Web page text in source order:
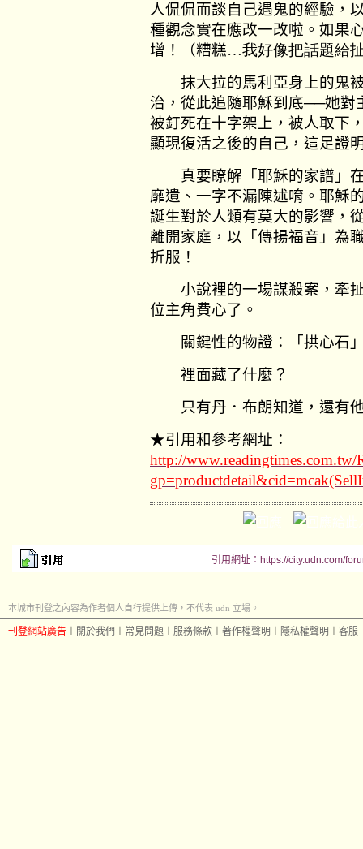
人侃侃而談自己遇鬼的經驗，
種觀念實在應改一改啦。如果
增！（糟糕…我好像把話題
抹大拉的馬利亞身上的鬼被
治，從此追隨耶穌到底──她對
被釘死在十字架上，被人取下
顯現復活之後的自己，這足證
真要瞭解「耶穌的家譜」在
靡遺、一字不漏陳述唷。耶穌
誕生對於人類有莫大的影響，
離開家庭，以「傳揚福音」為
折服！
小說裡的一場謀殺案，牽扯
位主角費心了。
關鍵性的物證：「拱心石」
裡面藏了什麼？
只有丹．布朗知道，還有他
★引用和參考網址：
http://www.readingtimes.com.tw/
引用網址：https://city.udn.com/
本城市刊登之內容為作者個人自行提供上傳，不代表 udn 立場。
刊登網站廣告 關於我們 常見問題 服務條款 著作權聲明 隱私權聲明 客服